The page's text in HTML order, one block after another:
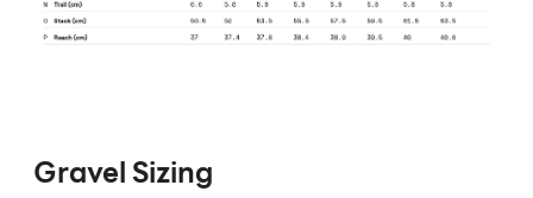
Gravel Sizing